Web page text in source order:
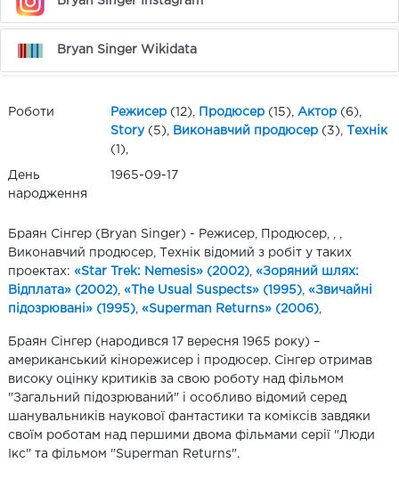
Bryan Singer Wikidata
Роботи Режисер (12), Продюсер (15), Актор (6),
Story(5), Виконавчий продюсер (3),
Технік
(1),
День
народження
1965-09-17
Браян Сінгер (Bryan Singer) - Режисер, Продюсер, , ,
Виконавчий продюсер, Технік відомий з робіт у таких
проектах: «Star Trek: Nemesis» (2002) «Зоряний шлях:
Відплата» (2002) «The Usual Suspects» (1995) «Звичайні
підозрювані» (1995) «Superman Returns» (2006)
Браян Сінгер (народився 17 вересня 1965 року) –
американський кінорежисер і продюсер. Сінгер отримав
високу оцінку критиків за свою роботу над фільмом
"Загальний підозрюваний" і особливо відомий серед
шанувальників наукової фантастики та коміксів завдяки
своїм роботам над першими двома фільмами серії "Люди
Ікс" та фільмом "Superman Returns".